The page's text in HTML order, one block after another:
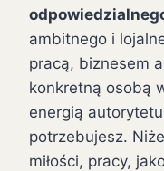
ambitnego i
pracą, biznesem
konkretną osobą
energią
potrzebujesz.
miłości, pracy,